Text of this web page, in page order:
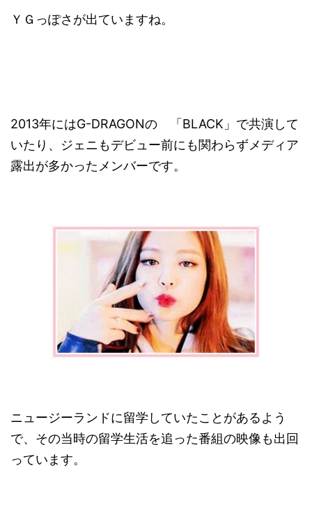
ＹＧっぽさが出ていますね。
2013年にはG-DRAGONの 「BLACK」で共演して
いたり、ジェニもデビュー前にも関わらずメディア
露出が多かったメンバーです。
ニュージーランドに留学していたことがあるよう
で、その当時の留学生活を追った番組の映像も出回
っています。